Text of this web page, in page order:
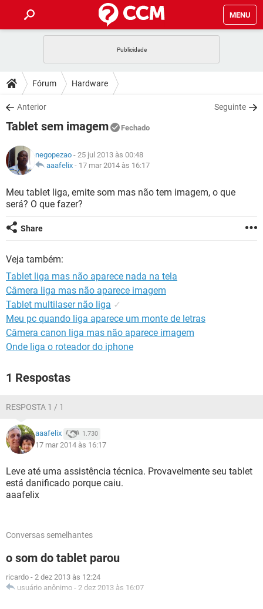
MENU
CELULAR
OUTLOOK
INSTAGRAM GMAIL
GUIA DE COMPRAS
DICAS
JOGOS
INSTAGRAM GMAIL
GUIA DE COMPRAS
DOWNLOADS
JOGOS WHATSAPP
CELULAR
OUTLOOK EXCEL
INSTAGRAM GMAIL
GUIA DE COMPRAS
JOGOS WHATSAPP
CELULAR
OUTLOOK EXCEL
GLOSSÁRIO
JOGOS WHATSAPP
CELULAR
OUTLOOK
GUIA DE COMPRAS
Fórum Hardware
Anterior Seguinte
Tablet sem imagem Fechado
negopezao - 25 jul 2013 às 00:48
aaafelix - 17 mar 2014 às 16:17
Meu tablet liga, emite som mas não tem imagem, o que
será? O que fazer?
Share
Veja também:
Tablet liga mas não aparece nada na tela
Câmera liga mas não aparece imagem
Tablet multilaser não liga ✓
Meu pc quando liga aparece um monte de letras
Câmera canon liga mas não aparece imagem
Onde liga o roteador do iphone
1 Respostas
RESPOSTA 1 / 1
aaafelix 1.730
17 mar 2014 às 16:17
Leve até uma assistência técnica. Provavelmente seu tablet
está danificado porque caiu.
aaafelix
Conversas semelhantes
o som do tablet parou
ricardo - 2 dez 2013 às 12:24
usuário anônimo - 2 dez 2013 às 16:07